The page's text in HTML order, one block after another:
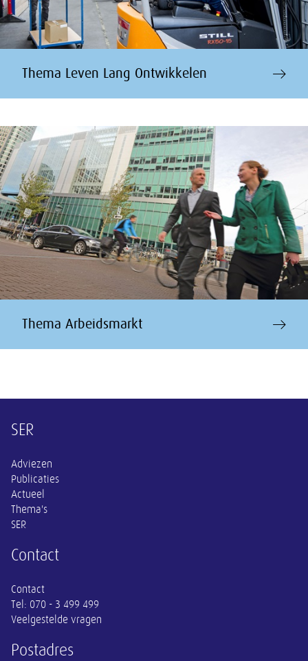
Thema Leven Lang Ontwikkelen
Thema Arbeidsmarkt
Overige informatie
SER
Adviezen
Publicaties
Actueel
Thema's
SER
Contact
Contact
Tel: 070 - 3 499 499
Veelgestelde vragen
Postadres